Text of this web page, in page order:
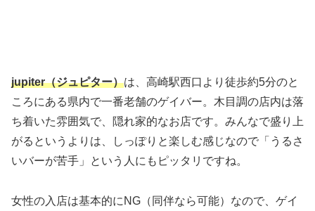
jupiter（ジュピター）は、高崎駅西口より徒歩約5分のと
ころにある県内で一番老舗のゲイバー。木目調の店内は落
ち着いた雰囲気で、隠れ家的なお店です。みんなで盛り上
がるというよりは、しっぽりと楽しむ感じなので「うるさ
いバーが苦手」という人にもピッタリですね。
女性の入店は基本的にNG（同伴なら可能）なので、ゲイ